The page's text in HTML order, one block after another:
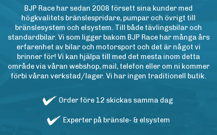
BJP Race har sedan 2008 försett sina kunder med
högkvalitets bränslespridare, pumpar och övrigt till
bränslesystem och elsystem. Till både tävlingsbilar och
standardbilar. Vi som ligger bakom BJP Race har många års
erfarenhet av bilar och motorsport och det är något vi
brinner för! Vi kan hjälpa till med det mesta inom detta
område via våran webshop, mail, telefon eller om ni kommer
förbi våran verkstad/lager. Vi har ingen traditionell butik.
Order före 12 skickas samma dag
Experter på bränsle- & elsystem